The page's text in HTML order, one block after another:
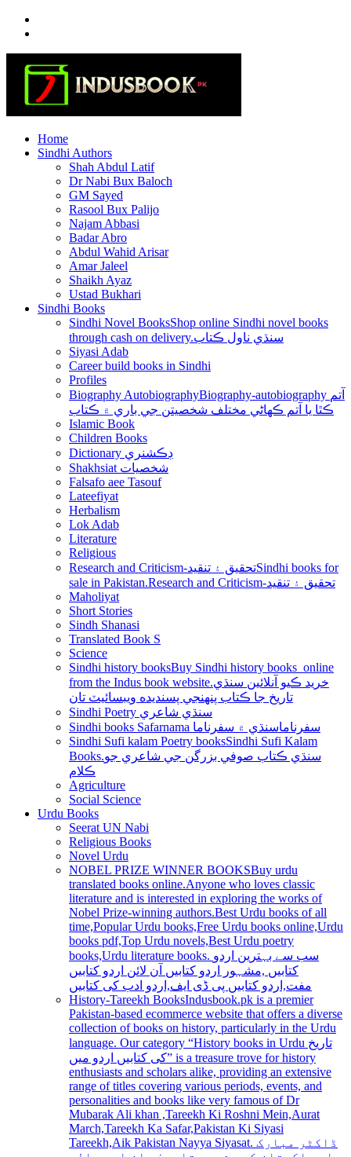
Skip
Home
Sindhi Authors
Shah Abdul Latif
Dr Nabi Bux Baloch
GM Sayed
Rasool Bux Palijo
Najam Abbasi
Badar Abro
Abdul Wahid Arisar
Amar Jaleel
Shaikh Ayaz
Ustad Bukhari
Sindhi Books
Sindhi Novel BooksShop online Sindhi novel books
through cash on delivery.سنڌي ناول ڪتاب
Siyasi Adab
Career build books in Sindhi
Profiles
Biography AutobiographyBiography-autobiography آتم
ڪٿا يا آتم ڪھاڻي مختلف شخصيتن جي باري ۾ ڪتاب
Islamic Book
Children Books
Dictionary ڊڪشنري
Shakhsiat شخصيات
Falsafo aee Tasouf
Lateefiyat
Herbalism
Lok Adab
Literature
Religious
Research and Criticism-تحقيق ۽ تنقيدSindhi books for
sale in Pakistan.Research and Criticism-تحقيق ۽ تنقيد
Maholiyat
Short Stories
Sindh Shanasi
Translated Book S
Science
Sindhi history booksBuy Sindhi history books online
from the Indus book website.خريد ڪيو آنلائين سنڌي
تاريخ جا ڪتاب پنھنجي پسنديده ويبسائيٽ تان
Sindhi Poetry سنڌي شاعري
Sindhi books Safarnama سفرناماسنڌي ۾ سفرناما
Sindhi Sufi kalam Poetry booksSindhi Sufi Kalam
Books.سنڌي ڪتاب صوفي بزرگن جي شاعري جو
ڪلام
Agriculture
Social Science
Urdu Books
Seerat UN Nabi
Religious Books
Novel Urdu
NOBEL PRIZE WINNER BOOKSBuy urdu
translated books online.Anyone who loves classic
literature and is interested in exploring the works of
Nobel Prize-winning authors.Best Urdu books of all
time,Popular Urdu books,Free Urdu books online,Urdu
books pdf,Top Urdu novels,Best Urdu poetry
books,Urdu literature books. سب سے بہترین اردو
کتابیں ,مشہور اردو کتابیں آن لائن اردو کتابیں
مفت,اردو کتابیں پی ڈی ایف,اردو ادب کی کتابیں
History-Tareekh BooksIndusbook.pk is a premier
Pakistan-based ecommerce website that offers a diverse
collection of books on history, particularly in the Urdu
language. Our category “History books in Urdu تاریخ
کی کتابیں اردو میں” is a treasure trove for history
enthusiasts and scholars alike, providing an extensive
range of titles covering various periods, events, and
personalities and books like very famous of Dr
Mubarak Ali khan ,Tareekh Ki Roshni Mein,Aurat
March,Tareekh Ka Safar,Pakistan Ki Siyasi
Tareekh,Aik Pakistan Nayya Siyasat. ڈاکٹر مبارک